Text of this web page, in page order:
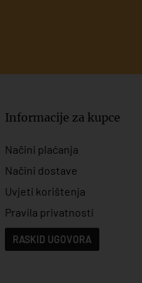
Informacije za kupce
Načini plaćanja
Načini dostave
Uvjeti korištenja
Pravila privatnosti
RASKID UGOVORA